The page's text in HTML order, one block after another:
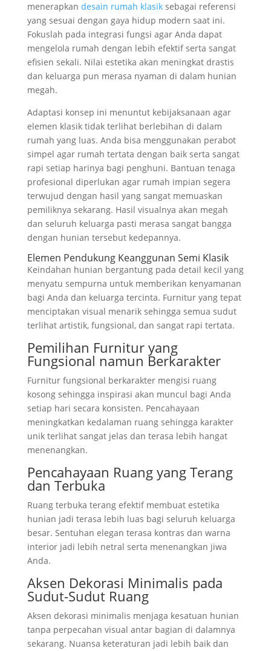
menerapkan desain rumah klasiksebagai referensi
yang sesuai dengan gaya hidup modern saat ini.
Fokuslah pada integrasi fungsi agar Anda dapat
mengelola rumah dengan lebih efektif serta sangat
efisien sekali. Nilai estetika akan meningkat drastis
dan keluarga pun merasa nyaman di dalam hunian
megah.
Adaptasi konsep ini menuntut kebijaksanaan agar
elemen klasik tidak terlihat berlebihan di dalam
rumah yang luas. Anda bisa menggunakan perabot
simpel agar rumah tertata dengan baik serta sangat
rapi setiap harinya bagi penghuni. Bantuan tenaga
profesional diperlukan agar rumah impian segera
terwujud dengan hasil yang sangat memuaskan
pemiliknya sekarang. Hasil visualnya akan megah
dan seluruh keluarga pasti merasa sangat bangga
dengan hunian tersebut kedepannya.
Elemen Pendukung Keanggunan Semi Klasik
Keindahan hunian bergantung pada detail kecil yang
menyatu sempurna untuk memberikan kenyamanan
bagi Anda dan keluarga tercinta. Furnitur yang tepat
menciptakan visual menarik sehingga semua sudut
terlihat artistik, fungsional, dan sangat rapi tertata.
Pemilihan Furnitur yang
Fungsional namun Berkarakter
Furnitur fungsional berkarakter mengisi ruang
kosong sehingga inspirasi akan muncul bagi Anda
setiap hari secara konsisten. Pencahayaan
meningkatkan kedalaman ruang sehingga karakter
unik terlihat sangat jelas dan terasa lebih hangat
menenangkan.
Pencahayaan Ruang yang Terang
dan Terbuka
Ruang terbuka terang efektif membuat estetika
hunian jadi terasa lebih luas bagi seluruh keluarga
besar. Sentuhan elegan terasa kontras dan warna
interior jadi lebih netral serta menenangkan jiwa
Anda.
Aksen Dekorasi Minimalis pada
Sudut-Sudut Ruang
Aksen dekorasi minimalis menjaga kesatuan hunian
tanpa perpecahan visual antar bagian di dalamnya
sekarang. Nuansa keteraturan jadi lebih baik dan